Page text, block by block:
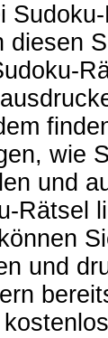
diesen
wie
und
Rätsel
und